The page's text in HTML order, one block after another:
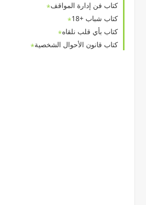
كتاب فن إدارة المواقف
كتاب شباب +18
كتاب بأي قلب نلقاه
كتاب قانون الأحوال الشخصية